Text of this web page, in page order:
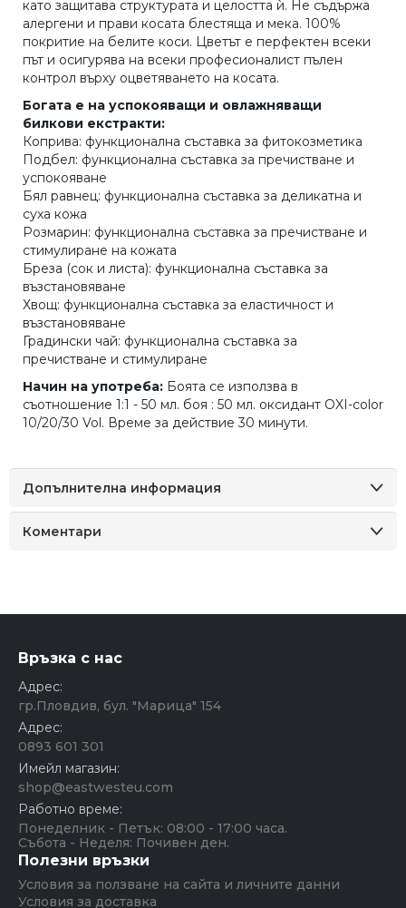
като защитава структурата и целостта ѝ. Не съдържа
алергени и прави косата блестяща и мека. 100%
покритие на белите коси. Цветът е перфектен всеки
път и осигурява на всеки професионалист пълен
контрол върху оцветяването на косата.
Богата е на успокояващи и овлажняващи
билкови екстракти:
Коприва: функционална съставка за фитокозметика
Подбел: функционална съставка за пречистване и
успокояване
Бял равнец: функционална съставка за деликатна и
суха кожа
Розмарин: функционална съставка за пречистване и
стимулиране на кожата
Бреза (сок и листа): функционална съставка за
възстановяване
Хвощ: функционална съставка за еластичност и
възстановяване
Градински чай: функционална съставка за
пречистване и стимулиране
Начин на употреба: Боята се използва в
съотношение 1:1 - 50 мл. боя : 50 мл. оксидант OXI-color
10/20/30 Vol. Време за действие 30 минути.
Допълнителна информация
Коментари
Връзка с нас
Адрес:
гр.Пловдив, бул. "Марица" 154
Адрес:
0893 601 301
Имейл магазин:
shop@eastwesteu.com
Работно време:
Понеделник - Петък: 08:00 - 17:00 часа.
Събота - Неделя: Почивен ден.
Полезни връзки
Условия за ползване на сайта и личните данни
Условия за доставка